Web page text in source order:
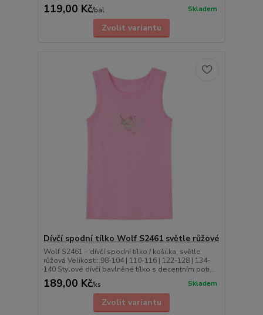
119,00 Kč/bal Skladem
Zvolit variantu
Dívčí spodní tílko Wolf S2461 světle růžové
Wolf S2461 – dívčí spodní tílko / košilka, světle
růžová Velikosti: 98-104 | 110-116 | 122-128 | 134-
140 Stylové dívčí bavlněné tílko s decentním poti...
189,00 Kč/ks Skladem
Zvolit variantu